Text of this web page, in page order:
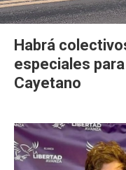
Habrá
especiales
Cayetano